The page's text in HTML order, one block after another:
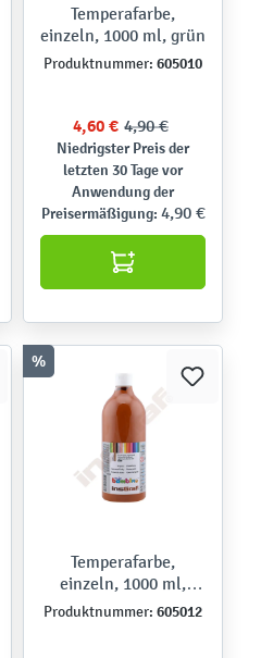
Temperafarbe,
einzeln, 1000 ml, grün
Produktnummer: 605010
4,60 € 4,90 €
Niedrigster Preis der
letzten 30 Tage vor
Anwendung der
Preisermäßigung: 4,90 €
%
Temperafarbe,
einzeln, 1000 ml,
hellbraun
Produktnummer: 605012